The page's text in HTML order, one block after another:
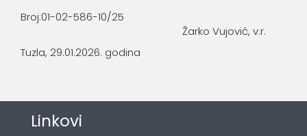
Broj:01-02-586-10/25
Žarko Vujović, v.r.
Tuzla, 29.01.2026. godina
Linkovi